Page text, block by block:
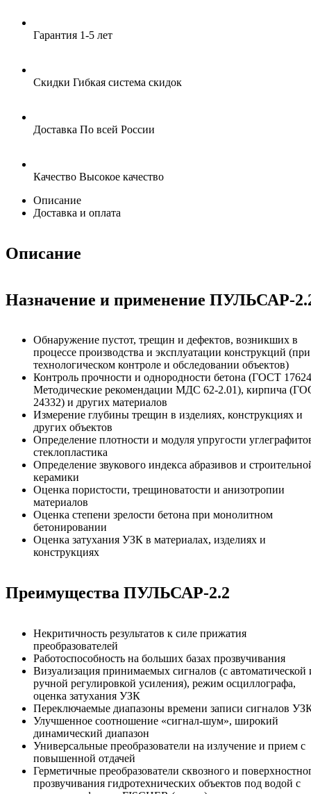
Гарантия 1-5 лет
Скидки Гибкая система скидок
Доставка По всей России
Качество Высокое качество
Описание
Доставка и оплата
Описание
Назначение и применение ПУЛЬСАР-
Обнаружение пустот, трещин и дефектов, возникших в
процессе производства и эксплуатации конструкций (при
технологическом контроле и обследовании объектов)
Контроль прочности и однородности бетона (ГОСТ
Методические рекомендации МДС 62-2.01), кирпича
24332) и других материалов
Измерение глубины трещин в изделиях, конструкциях и
других объектов
Определение плотности и модуля упругости
стеклопластика
Определение звукового индекса абразивов и
керамики
Оценка пористости, трещиноватости и анизотропии
материалов
Оценка степени зрелости бетона при монолитном
бетонировании
Оценка затухания УЗК в материалах, изделиях и
конструкциях
Преимущества ПУЛЬСАР-2.2
Некритичность результатов к силе прижатия
преобразователей
Работоспособность на больших базах прозвучивания
Визуализация принимаемых сигналов (с автоматической
ручной регулировкой усиления), режим осциллографа,
оценка затухания УЗК
Переключаемые диапазоны времени записи сигналов
Улучшенное соотношение «сигнал-шум», широкий
динамический диапазон
Универсальные преобразователи на излучение и прием с
повышенной отдачей
Герметичные преобразователи сквозного и
прозвучивания гидротехнических объектов под водой с